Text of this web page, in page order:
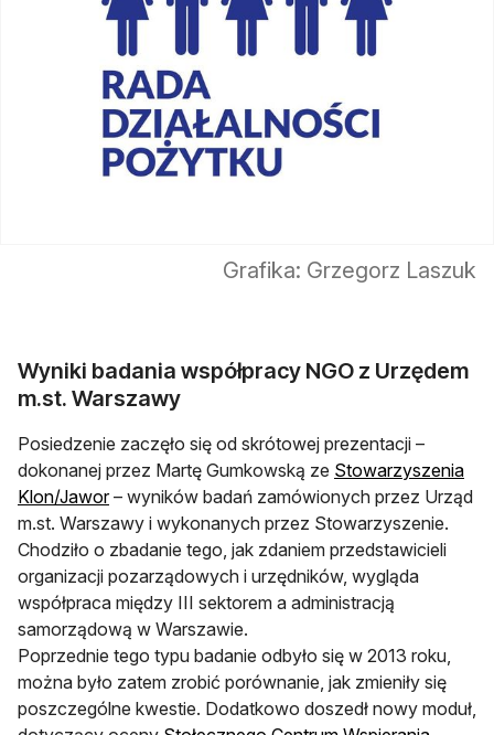
Grafika: Grzegorz Laszuk
Wyniki badania współpracy NGO z Urzędem
m.st. Warszawy
Posiedzenie zaczęło się od skrótowej prezentacji –
dokonanej przez Martę Gumkowską ze Stowarzyszenia
Klon/Jaworotwiera się w nowej karcie
– wyników badań zamówionych przez Urząd
m.st. Warszawy i wykonanych przez Stowarzyszenie.
Chodziło o zbadanie tego, jak zdaniem przedstawicieli
organizacji pozarządowych i urzędników, wygląda
współpraca między III sektorem a administracją
samorządową w Warszawie.
Poprzednie tego typu badanie odbyło się w 2013 roku,
można było zatem zrobić porównanie, jak zmieniły się
poszczególne kwestie. Dodatkowo doszedł nowy moduł,